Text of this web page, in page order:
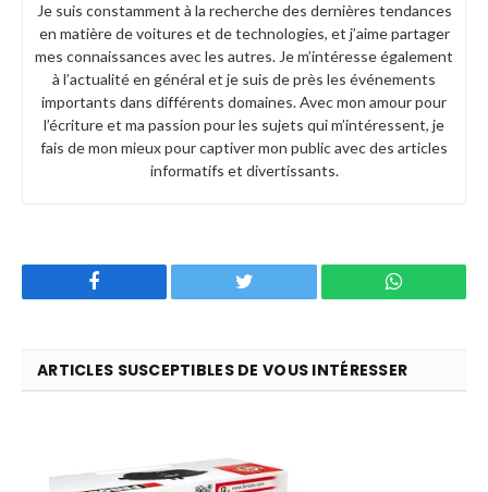
Je suis constamment à la recherche des dernières tendances
en matière de voitures et de technologies, et j’aime partager
mes connaissances avec les autres. Je m’intéresse également
à l’actualité en général et je suis de près les événements
importants dans différents domaines. Avec mon amour pour
l’écriture et ma passion pour les sujets qui m’intéressent, je
fais de mon mieux pour captiver mon public avec des articles
informatifs et divertissants.
Twitter WhatsApp
ARTICLES SUSCEPTIBLES DE VOUS INTÉRESSER